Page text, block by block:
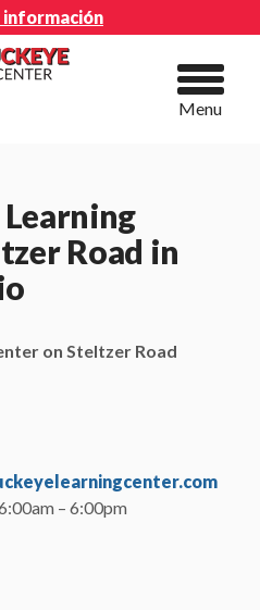
Menu
Road in
on Steltzer Road
– 6:00pm